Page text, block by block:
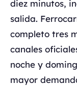
diez minutos,
salida.
completo tres
canales
noche y
mayor